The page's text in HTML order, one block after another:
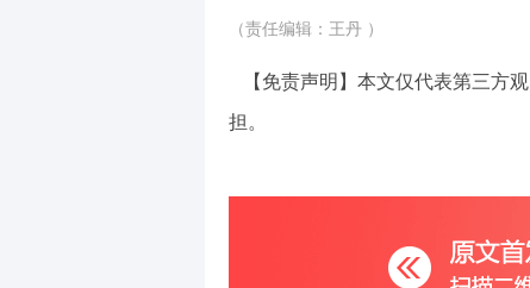
（责任编辑：王丹 ）
【免责声明】本文仅代表第三方
担。